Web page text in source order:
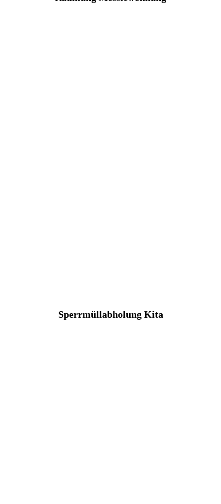
Sperrmüllabholung Kita